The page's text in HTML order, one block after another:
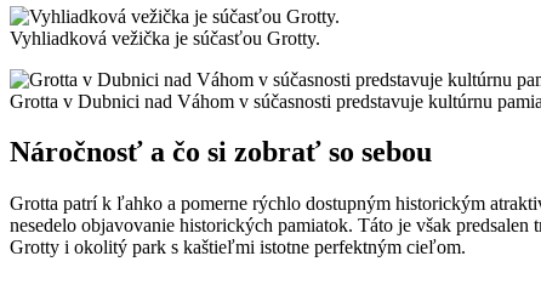
Vyhliadková vežička je súčasťou Grotty.
Grotta v Dubnici nad Váhom v súčasnosti predstavuje kultúrnu
Náročnosť a čo si zobrať so sebou
Grotta patrí k ľahko a pomerne rýchlo dostupným historickým
nesedelo objavovanie historických pamiatok. Táto je však
Grotty i okolitý park s kaštieľmi istotne perfektným cieľom.